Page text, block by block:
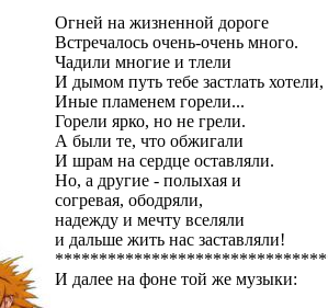
Огней на жизненной дороге
Встречалось очень-очень много.
Чадили многие и тлели
И дымом путь тебе застлать хотели,
Иные пламенем горели...
Горели ярко, но не грели.
А были те, что обжигали
И шрам на сердце оставляли.
Но, а другие - полыхая и
согревая, ободряли,
надежду и мечту вселяли
и дальше жить нас заставляли!
И далее на фоне той же музыки: